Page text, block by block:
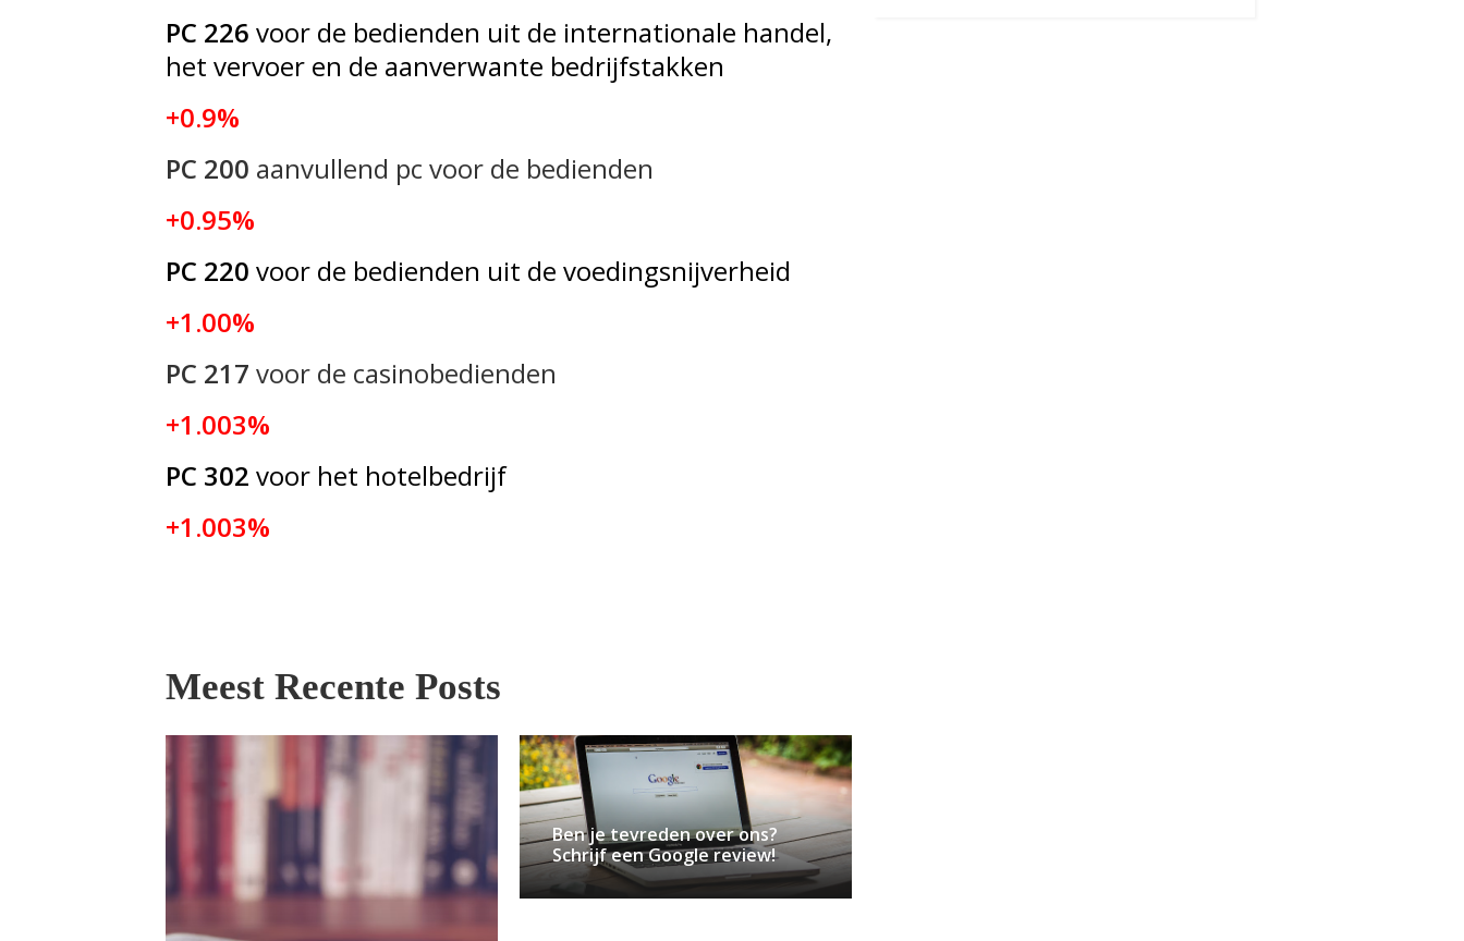
PC 226 voor de bedienden uit de internationale handel,
het vervoer en de aanverwante bedrijfstakken
+0.9%
PC 200 aanvullend pc voor de bedienden
+0.95%
PC 220 voor de bedienden uit de voedingsnijverheid
+1.00%
PC 217 voor de casinobedienden
+1.003%
PC 302 voor het hotelbedrijf
+1.003%
Meest Recente Posts
Ben je tevreden over ons?
Schrijf een Google review!